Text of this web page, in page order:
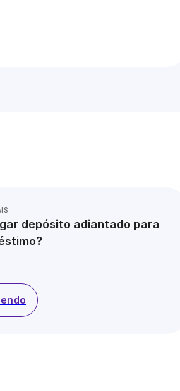
depósito adiantado para